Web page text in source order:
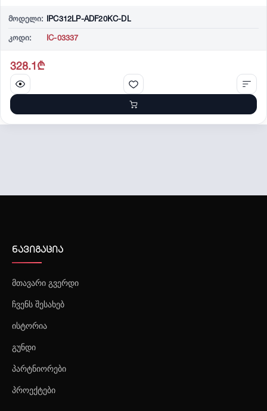
მოდელი: IPC312LP-ADF20KC-DL
კოდი: IC-03337
328.1₾
ნავიგაცია
მთავარი გვერდი
ჩვენს შესახებ
ისტორია
გუნდი
პარტნიორები
პროექტები